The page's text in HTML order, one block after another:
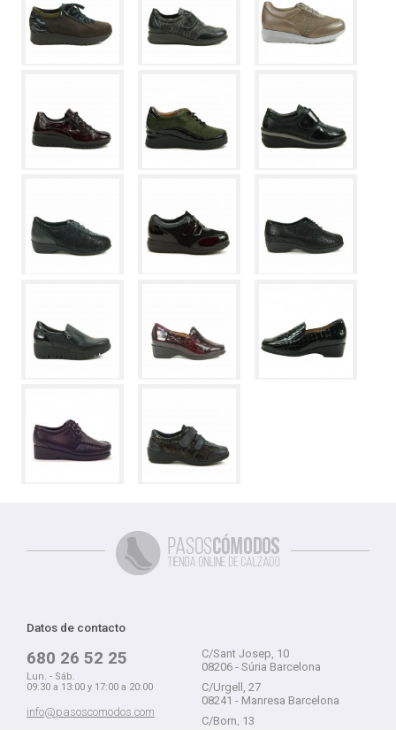
Datos de contacto
680 26 52 25
Lun. - Sáb.
09:30 a 13:00 y 17:00 a 20:00
info@pasoscomodos.com
C/Sant Josep, 10
08206 - Súria Barcelona
C/Urgell, 27
08241 - Manresa Barcelona
C/Born, 13